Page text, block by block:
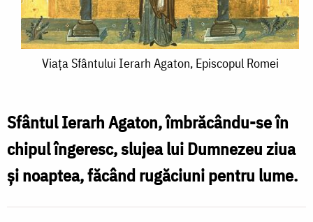
Viața
Ierarh
Agaton,
Episcopul
Romei
Viața Sfântului Ierarh Agaton, Episcopul Romei
Sfântul Ierarh Agaton, îmbrăcându-se în
chipul îngeresc, slujea lui Dumnezeu ziua
și noaptea, făcând rugăciuni pentru lume.